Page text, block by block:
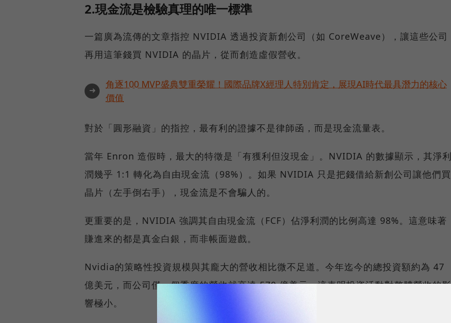
2.現金流是檢驗真理的唯一標準
一篇廣為流傳的文章指控 NVIDIA 透過投資新創公司（如 CoreWeave），讓這些公司
再用這筆錢買 NVIDIA 的晶片，從而創造虛假營收。
➜
角逐100 MVP盛典雙重榮耀！國際品牌X經理人特別肯定，展現AI時代最具潛力的核心
價值
對於「圓形融資」的指控，最有利的證據不是律師函，而是現金流量表。
當年 Enron 造假時，最大的特徵是「有獲利但沒現金」。NVIDIA 的數據顯示，其淨
潤幾乎 1:1 轉化為自由現金流（98%）。如果 NVIDIA 只是把錢借給新創公司讓他們買
晶片（左手倒右手），現金流是不會騙人的。
更重要的是，NVIDIA 強調其自由現金流（FCF）佔淨利潤的比例高達 98%。這意味著
賺進來的都是真金白銀，而非帳面遊戲。
Nvidia的策略性投資規模與其龐大的營收相比微不足道。今年迄今的總投資額約為 47
億美元，而公司僅一個季度的營收就高達 570 億美元。這表明投資活動對整體營收的影
響極小。